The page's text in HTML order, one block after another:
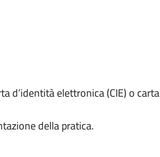
d’identità elettronica (CIE) o carta
della pratica.